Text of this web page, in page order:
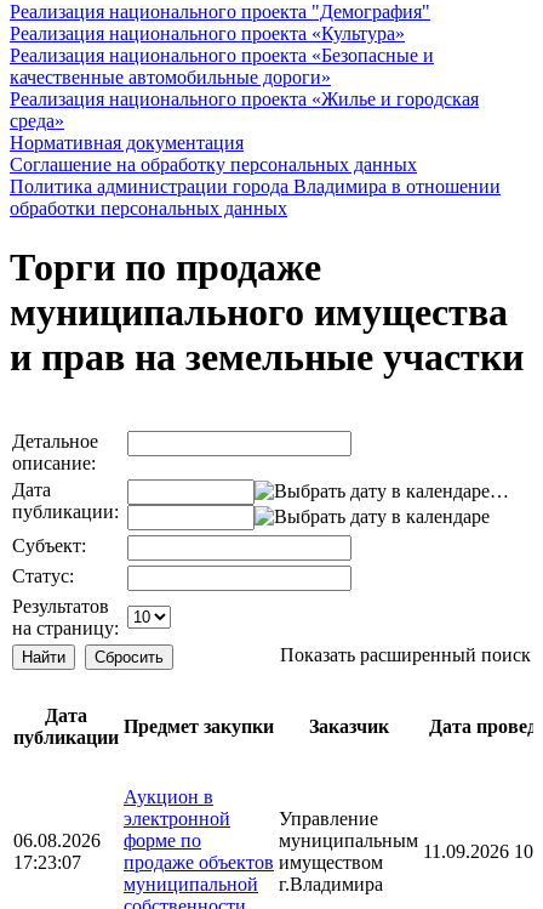
Реализация национального проекта "Демография"
Реализация национального проекта «Культура»
Реализация национального проекта «Безопасные и
качественные автомобильные дороги»
Реализация национального проекта «Жилье и городская
среда»
Нормативная документация
Соглашение на обработку персональных данных
Политика администрации города Владимира в отношении
обработки персональных данных
Торги по продаже
муниципального имущества
и прав на земельные участки
Детальное
описание:
Дата
публикации:
…
Субъект:
Статус:
Результатов
на страницу:
Показать расширенный поиск
Дата
публикации
Предмет закупки Заказчик Дата
06.08.2026
17:23:07
Аукцион в
электронной
форме по
продаже объектов
муниципальной
Управление
муниципальным
имуществом
г.Владимира
11.09.2026